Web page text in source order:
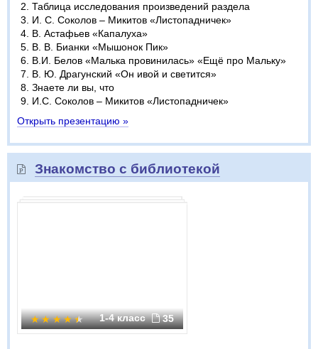
Таблица исследования произведений раздела
И. С. Соколов – Микитов «Листопадничек»
В. Астафьев «Капалуха»
В. В. Бианки «Мышонок Пик»
В.И. Белов «Малька провинилась» «Ещё про Мальку»
В. Ю. Драгунский «Он ивой и светится»
Знаете ли вы, что
И.С. Соколов – Микитов «Листопадничек»
Открыть презентацию »
Знакомство с библиотекой
1-4 класс 35